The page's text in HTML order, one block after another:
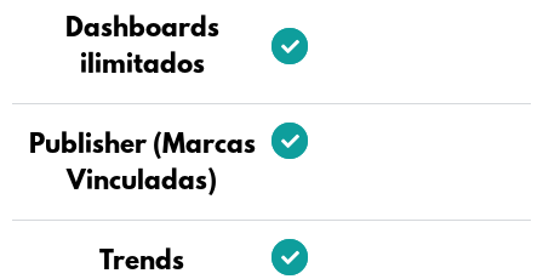
Dashboards
ilimitados
Publisher (Marcas
Vinculadas)
Trends